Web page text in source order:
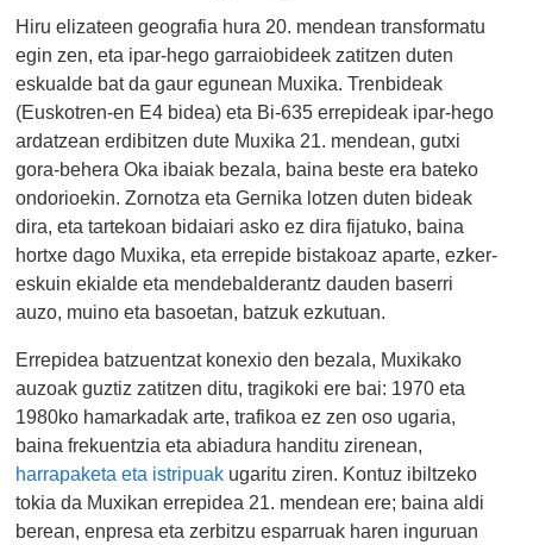
Hiru elizateen geografia hura 20. mendean transformatu
egin zen, eta ipar-hego garraiobideek zatitzen duten
eskualde bat da gaur egunean Muxika. Trenbideak
(Euskotren-en E4 bidea) eta Bi-635 errepideak ipar-hego
ardatzean erdibitzen dute Muxika 21. mendean, gutxi
gora-behera Oka ibaiak bezala, baina beste era bateko
ondorioekin. Zornotza eta Gernika lotzen duten bideak
dira, eta tartekoan bidaiari asko ez dira fijatuko, baina
hortxe dago Muxika, eta errepide bistakoaz aparte, ezker-
eskuin ekialde eta mendebalderantz dauden baserri
auzo, muino eta basoetan, batzuk ezkutuan.
Errepidea batzuentzat konexio den bezala, Muxikako
auzoak guztiz zatitzen ditu, tragikoki ere bai: 1970 eta
1980ko hamarkadak arte, trafikoa ez zen oso ugaria,
baina frekuentzia eta abiadura handitu zirenean,
harrapaketa eta istripuak ugaritu ziren. Kontuz ibiltzeko
tokia da Muxikan errepidea 21. mendean ere; baina aldi
berean, enpresa eta zerbitzu esparruak haren inguruan